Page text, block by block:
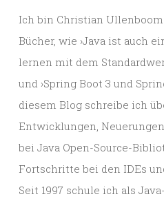
Ich bin Christian
Bücher, wie ›Java ist auch
lernen mit dem
und ›Spring Boot 3 und
diesem Blog schreibe ich
Entwicklungen,
bei Java Open-Source-
Fortschritte bei den IDEs
Seit 1997 schule ich als